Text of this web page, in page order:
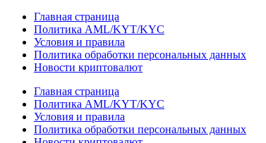
Главная страница
Политика AML/KYT/KYC
Условия и правила
Политика обработки персональных данных
Новости криптовалют
Главная страница
Политика AML/KYT/KYC
Условия и правила
Политика обработки персональных данных